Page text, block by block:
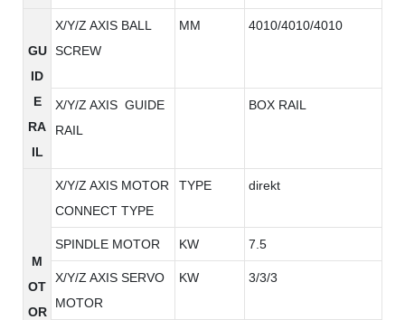
GU
ID
E
RA
IL
X/Y/Z AXIS BALL
SCREW
MM 4010/4010/4010
X/Y/Z AXIS GUIDE
RAIL
BOX RAIL
M
OT
OR
X/Y/Z AXIS MOTOR
CONNECT TYPE
TYPE direkt
SPINDLE MOTOR KW 7.5
X/Y/Z AXIS SERVO
MOTOR
KW 3/3/3